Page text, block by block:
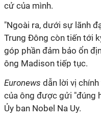
cử của mình.
"Ngoài ra, dưới sự lãnh
Trung Đông còn tiến tới
góp phần đảm bảo ổn
ông Madison tiếp tục.
Euronews dẫn lời vị
của ông được gửi "đúng
Ủy ban Nobel Na Uy.